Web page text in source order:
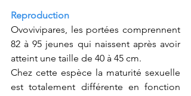
Reproduction
Ovovivipares, les portées comprennent
82 à 95 jeunes qui naissent après avoir
atteint une taille de 40 à 45 cm.
Chez cette espèce la maturité sexuelle
est totalement différente en fonction